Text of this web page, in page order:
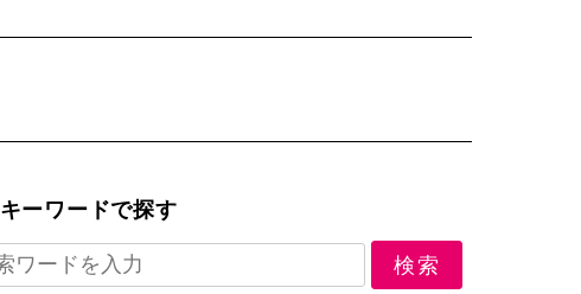
キーワードで探す